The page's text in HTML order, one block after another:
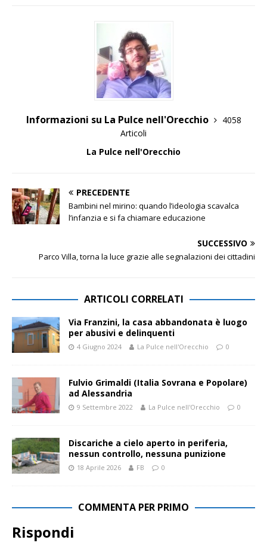
Informazioni su La Pulce nell'Orecchio
4058
Articoli
La Pulce nell'Orecchio
PRECEDENTE
Bambini nel mirino: quando l’ideologia scavalca
l’infanzia e si fa chiamare educazione
SUCCESSIVO
Parco Villa, torna la luce grazie alle segnalazioni dei cittadini
ARTICOLI CORRELATI
Via Franzini, la casa abbandonata è luogo
per abusivi e delinquenti
4 Giugno 2024 La Pulce nell'Orecchio 0
Fulvio Grimaldi (Italia Sovrana e Popolare)
ad Alessandria
9 Settembre 2022 La Pulce nell'Orecchio 0
Discariche a cielo aperto in periferia,
nessun controllo, nessuna punizione
18 Aprile 2026 FB 0
COMMENTA PER PRIMO
Rispondi